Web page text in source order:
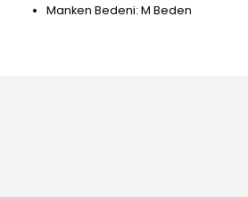
Manken Bedeni: M Beden